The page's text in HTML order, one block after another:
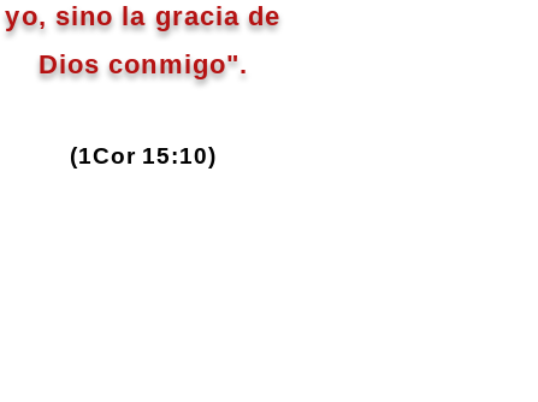
yo, sino la gracia de
Dios conmigo".
(1Cor 15:10)